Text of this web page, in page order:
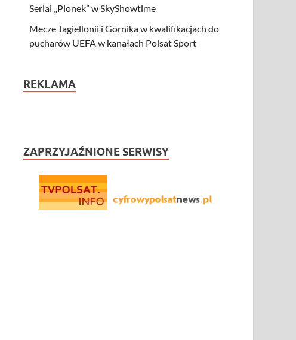
Serial „Pionek” w SkyShowtime
Mecze Jagiellonii i Górnika w kwalifikacjach do
pucharów UEFA w kanałach Polsat Sport
REKLAMA
ZAPRZYJAŹNIONE SERWISY